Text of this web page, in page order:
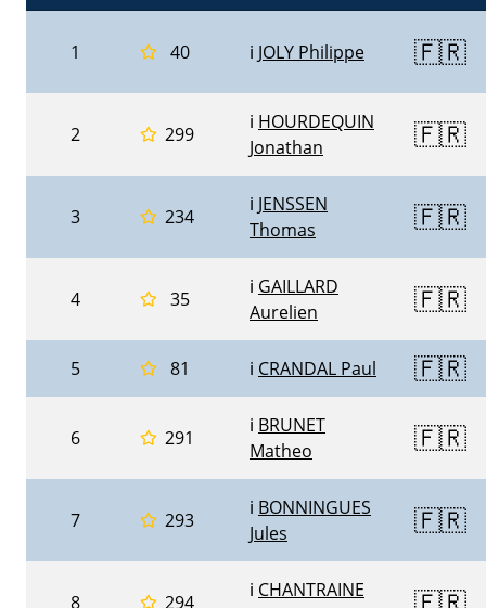
1 40 ℹ️ JOLY Philippe 🇫🇷
2 299
ℹ️ HOURDEQUIN
Jonathan
🇫🇷
3 234
ℹ️ JENSSEN
Thomas
🇫🇷
4 35
ℹ️ GAILLARD
Aurelien
🇫🇷
5 81 ℹ️ CRANDAL Paul 🇫🇷
6 291
ℹ️ BRUNET
Matheo
🇫🇷
7 293
ℹ️ BONNINGUES
Jules
🇫🇷
8 294
ℹ️ CHANTRAINE